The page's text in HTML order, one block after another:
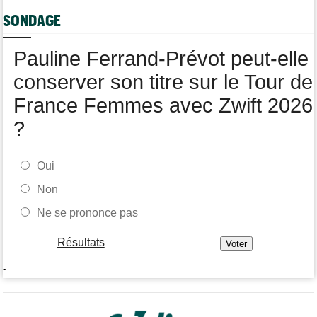
Route
05/08
Tour de Pologne
Jamais 2 sans 3 pour Jonathan Milan, vainqueur de la 3e étape !
SONDAGE
Pauline Ferrand-Prévot peut-elle
conserver son titre sur le Tour de
France Femmes avec Zwift 2026
?
Oui
Non
Ne se prononce pas
Résultats
-